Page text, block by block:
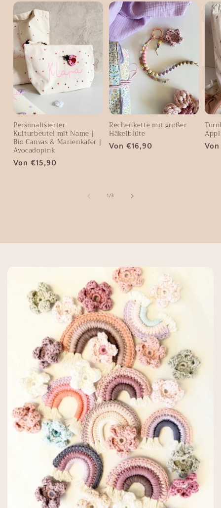
Personalisierter
Kulturbeutel mit Name |
Bio Canvas & Marienkäfer |
Avocadopink
Normaler
Von €15,90
Rechenkette mit großer
Häkelblüte
Normaler
Von €16,90
1 /von
3